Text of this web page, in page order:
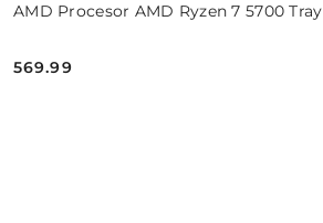
AMD Procesor AMD Ryzen 7 5700 Tray
Cena:
569.99